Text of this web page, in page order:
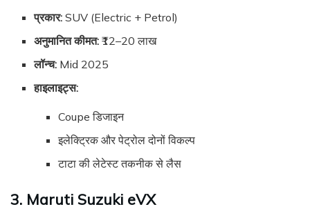
प्रकार: SUV (Electric + Petrol)
अनुमानित कीमत: ₹12–20 लाख
लॉन्च: Mid 2025
हाइलाइट्स:
Coupe डिजाइन
इलेक्ट्रिक और पेट्रोल दोनों विकल्प
टाटा की लेटेस्ट तकनीक से लैस
3. Maruti Suzuki eVX